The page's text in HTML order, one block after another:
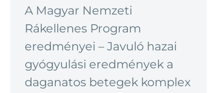
A Magyar Nemzeti
Rákellenes Program
eredményei – Javuló hazai
gyógyulási eredmények a
daganatos betegek komplex